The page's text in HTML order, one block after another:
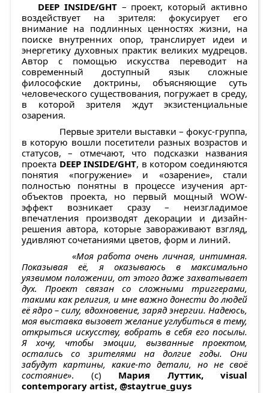
DEEP INSIDE/GHT– проект, который активно
воздействует на зрителя: фокусирует его
внимание на подлинных ценностях жизни, на
поиске внутренних опор, транслирует идеи и
энергетику духовных практик великих мудрецов.
Автор с помощью искусства переводит на
современный доступный язык сложные
философские доктрины, объясняющие суть
человеческого существования, погружает в среду,
в которой зрителя ждут экзистенциальные
озарения.
Первые зрители выставки – фокус-группа,
в которую вошли посетители разных возрастов и
статусов, – отмечают, что подсказки названия
проекта DEEP INSIDE/GHT, в котором соединяются
понятия
«погружение» и «озарение», стали
полностью понятны в процессе изучения арт-
объектов проекта, но первый мощный WOW-
эффект возникает сразу – неизгладимое
впечатления производят декорации и дизайн-
решения автора, которые завораживают взгляд,
удивляют сочетаниями цветов, форм и линий.
«Моя работа очень личная, интимная.
Показывая её, я оказываюсь в максимально
уязвимом положении, от этого даже захватывает
дух. Проект связан со сложными триггерами,
такими как религия, и мне важно донести до людей
её ядро – силу, вдохновение, заряд энергии. Надеюсь,
моя выставка вызовет желание углубиться в тему,
открыться искусству, вобрать в себя его посылы.
Я хочу, чтобы эмоции, вызванные проектом,
остались со зрителями на долгие годы. Они
забудут картины, какие-то детали, но не своё
состояние». (с) Мария Луттик, visual
contemporary artist, @staytrue guys